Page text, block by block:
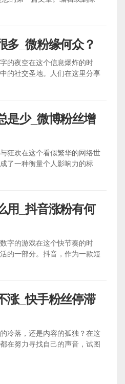
多_微粉缘何众？
的夜空在这个信息爆炸的时
的社交圣地。人们在这里分享
是少_微博粉丝增
狂欢在这个看似繁华的网络世
了一种衡量个人影响力的标
用_抖音涨粉有何
字的游戏在这个快节奏的时
的一部分。抖音，作为一款短
涨_快手粉丝停滞
冷落，还是内容的孤独？在这
在努力寻找自己的声音，试图